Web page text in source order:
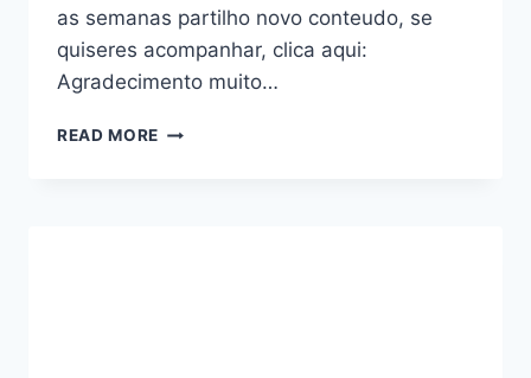
as semanas partilho novo conteudo, se
quiseres acompanhar, clica aqui:
Agradecimento muito…
READ MORE GAME